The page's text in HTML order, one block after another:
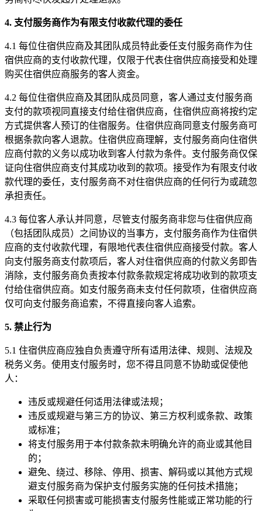
4. 支付服务商作为有限支付收款代理的委任
4.1 每位住宿供应商及其团队成员特此委任支付服务商作为住
宿供应商的支付收款代理，仅限于代表住宿供应商接受和处理
购买住宿供应商服务的客人资金。
4.2 每位住宿供应商及其团队成员同意，客人通过支付服务商
支付的款项视同直接支付给住宿供应商，住宿供应商将按约定
方式提供客人预订的住宿服务。住宿供应商同意支付服务商可
根据条款向客人退款。住宿供应商理解，支付服务商向住宿供
应商付款的义务以成功收到客人付款为条件。支付服务商仅保
证向住宿供应商支付其成功收到的款项。接受作为有限支付收
款代理的委任，支付服务商不对住宿供应商的任何行为或疏忽
承担责任。
4.3 每位客人承认并同意，尽管支付服务商非您与住宿供应商
（包括团队成员）之间协议的当事方，支付服务商作为住宿供
应商的支付收款代理，有限地代表住宿供应商接受付款。客人
向支付服务商支付款项后，客人对住宿供应商的付款义务即告
消除，支付服务商负责按本付款条款规定将成功收到的款项支
付给住宿供应商。如支付服务商未支付任何款项，住宿供应商
仅可向支付服务商追索，不得直接向客人追索。
5. 禁止行为
5.1 住宿供应商应独自负责遵守所有适用法律、规则、法规及
税务义务。使用支付服务时，您不得且同意不协助或促使他
人：
违反或规避任何适用法律或法规；
违反或规避与第三方的协议、第三方权利或条款、政策
或标准；
将支付服务用于本付款条款未明确允许的商业或其他目
的；
避免、绕过、移除、停用、损害、解码或以其他方式规
避支付服务商为保护支付服务实施的任何技术措施；
采取任何损害或可能损害支付服务性能或正常功能的行